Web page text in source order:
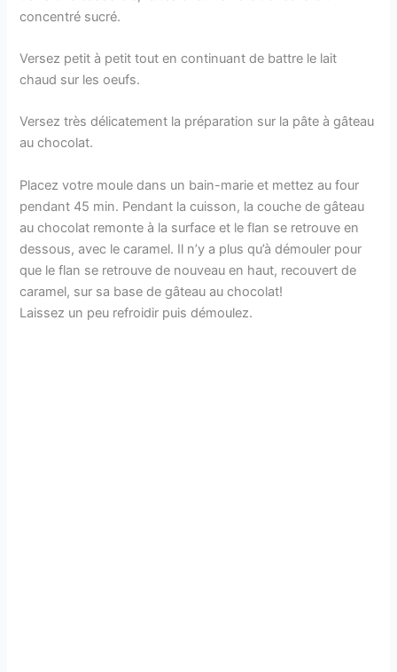
concentré sucré.
Versez petit à petit tout en continuant de battre le lait
chaud sur les oeufs.
Versez très délicatement la préparation sur la pâte à gâteau
au chocolat.
Placez votre moule dans un bain-marie et mettez au four
pendant 45 min. Pendant la cuisson, la couche de gâteau
au chocolat remonte à la surface et le flan se retrouve en
dessous, avec le caramel. Il n’y a plus qu’à démouler pour
que le flan se retrouve de nouveau en haut, recouvert de
caramel, sur sa base de gâteau au chocolat!
Laissez un peu refroidir puis démoulez.